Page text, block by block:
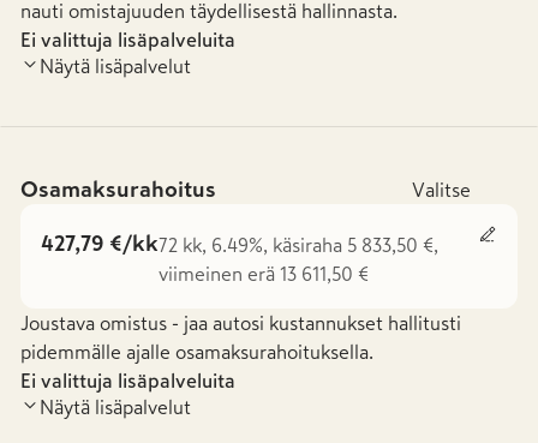
nauti omistajuuden täydellisestä hallinnasta.
Ei valittuja lisäpalveluita
Näytä lisäpalvelut
Osamaksurahoitus Valitse
427,79 €/kk72 kk, 6.49%, käsiraha 5 833,50 €,
viimeinen erä 13 611,50 €
Joustava omistus - jaa autosi kustannukset hallitusti
pidemmälle ajalle osamaksurahoituksella.
Ei valittuja lisäpalveluita
Näytä lisäpalvelut